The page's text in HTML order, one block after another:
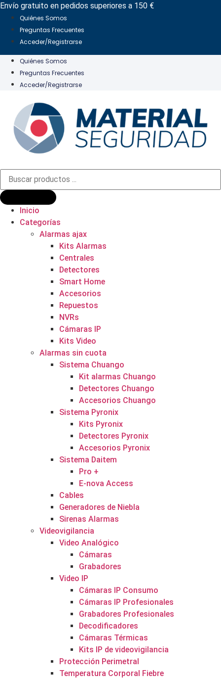
Ir
contenido
Envío gratuito en pedidos superiores a 150 €
Quiénes Somos
Preguntas Frecuentes
Acceder/Registrarse
Quiénes Somos
Preguntas Frecuentes
Acceder/Registrarse
Búsqueda
productos
Inicio
Categorías
Alarmas ajax
Kits Alarmas
Centrales
Detectores
Smart Home
Accesorios
Repuestos
NVRs
Cámaras IP
Kits Video
Alarmas sin cuota
Sistema Chuango
Kit alarmas Chuango
Detectores Chuango
Accesorios Chuango
Sistema Pyronix
Kits Pyronix
Detectores Pyronix
Accesorios Pyronix
Sistema Daitem
Pro +
E-nova Access
Cables
Generadores de Niebla
Sirenas Alarmas
Videovigilancia
Video Analógico
Cámaras
Grabadores
Video IP
Cámaras IP Consumo
Cámaras IP Profesionales
Grabadores Profesionales
Decodificadores
Cámaras Térmicas
Kits IP de videovigilancia
Protección Perimetral
Temperatura Corporal Fiebre